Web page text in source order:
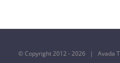
© Copyright 2012 - 2026 | Avada